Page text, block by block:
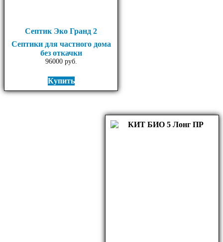
Септик Эко Гранд 2
Септики для частного дома
без откачки
96000руб.
Купить